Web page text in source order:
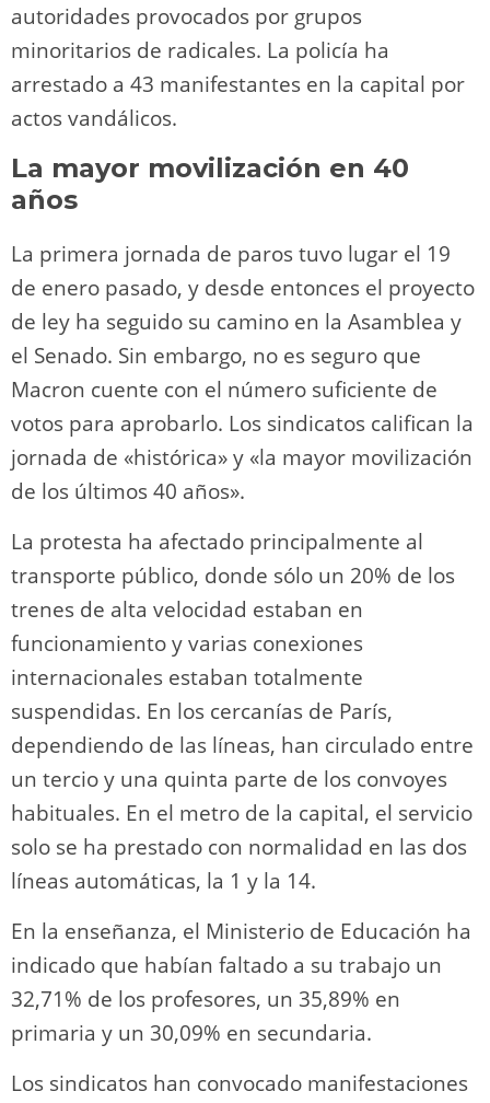
autoridades provocados por grupos
minoritarios de radicales. La policía ha
arrestado a 43 manifestantes en la capital por
actos vandálicos.
La mayor movilización en 40
años
La primera jornada de paros tuvo lugar el 19
de enero pasado, y desde entonces el proyecto
de ley ha seguido su camino en la Asamblea y
el Senado. Sin embargo, no es seguro que
Macron cuente con el número suficiente de
votos para aprobarlo. Los sindicatos califican la
jornada de «histórica» y «la mayor movilización
de los últimos 40 años».
La protesta ha afectado principalmente al
transporte público, donde sólo un 20% de los
trenes de alta velocidad estaban en
funcionamiento y varias conexiones
internacionales estaban totalmente
suspendidas. En los cercanías de París,
dependiendo de las líneas, han circulado entre
un tercio y una quinta parte de los convoyes
habituales. En el metro de la capital, el servicio
solo se ha prestado con normalidad en las dos
líneas automáticas, la 1 y la 14.
En la enseñanza, el Ministerio de Educación ha
indicado que habían faltado a su trabajo un
32,71% de los profesores, un 35,89% en
primaria y un 30,09% en secundaria.
Los sindicatos han convocado manifestaciones